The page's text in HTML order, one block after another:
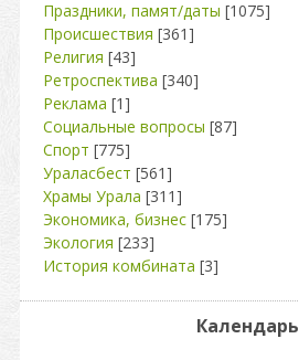
Праздники, памят/даты [1075]
Происшествия [361]
Религия [43]
Ретроспектива [340]
Реклама [1]
Социальные вопросы [87]
Спорт [775]
Ураласбест [561]
Храмы Урала [311]
Экономика, бизнес [175]
Экология [233]
История комбината [3]
Календарь